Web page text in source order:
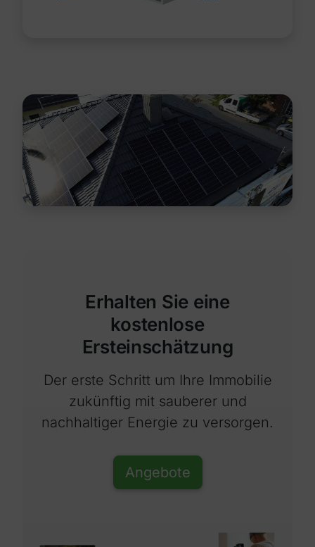
Erhalten Sie eine
kostenlose
Ersteinschätzung
Der erste Schritt um Ihre Immobilie
zukünftig mit sauberer und
nachhaltiger Energie zu versorgen.
Angebote